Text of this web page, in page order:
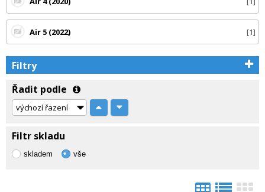
Air 5 (2022) 1
Filtry
Řadit podle
Filtr skladu
skladem vše